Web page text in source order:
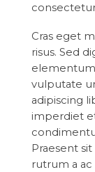
Cras eget
risus. Sed
elementum
vulputate
adipiscing
imperdiet
Praesent
rutrum a